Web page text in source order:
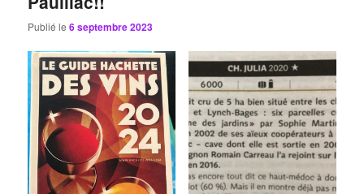
Publié le6 septembre 2023